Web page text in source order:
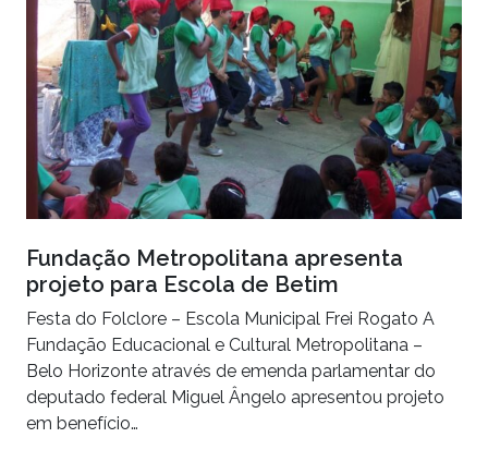
Fundação Metropolitana apresenta
projeto para Escola de Betim
Festa do Folclore – Escola Municipal Frei Rogato A
Fundação Educacional e Cultural Metropolitana –
Belo Horizonte através de emenda parlamentar do
deputado federal Miguel Ângelo apresentou projeto
em benefício…